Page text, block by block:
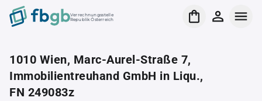
Verrechnungsstelle
Republik Österreich
1010 Wien, Marc-Aurel-Straße 7,
Immobilientreuhand GmbH in Liqu.,
FN 249083z